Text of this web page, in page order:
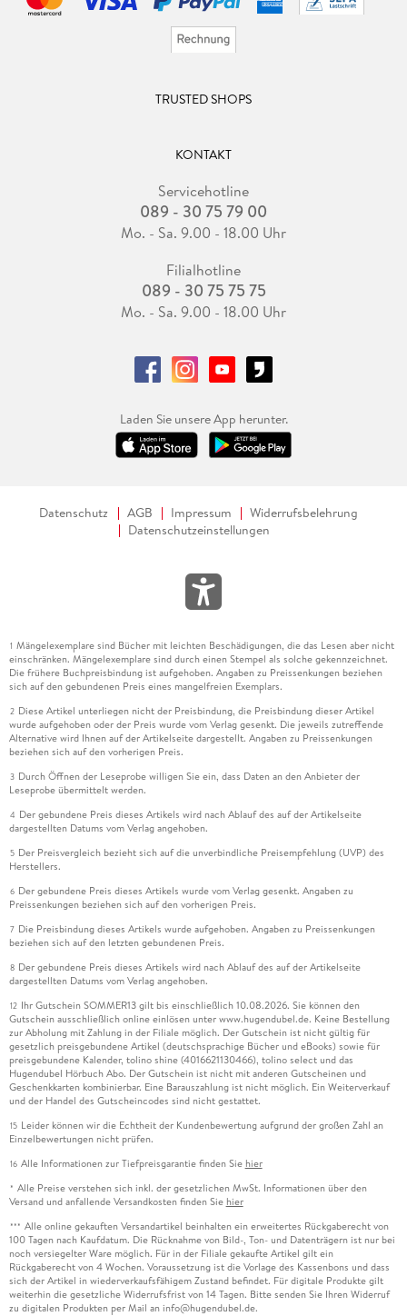
TRUSTED SHOPS
KONTAKT
Servicehotline
089 - 30 75 79 00
Mo. - Sa. 9.00 - 18.00 Uhr
Filialhotline
089 - 30 75 75 75
Mo. - Sa. 9.00 - 18.00 Uhr
Laden Sie unsere App herunter.
Datenschutz AGB Impressum
Widerrufsbelehrung
Datenschutzeinstellungen
1 Mängelexemplare sind Bücher mit leichten Beschädigungen, die das Lesen aber nicht
einschränken. Mängelexemplare sind durch einen Stempel als solche gekennzeichnet.
Die frühere Buchpreisbindung ist aufgehoben. Angaben zu Preissenkungen beziehen
sich auf den gebundenen Preis eines mangelfreien Exemplars.
2 Diese Artikel unterliegen nicht der Preisbindung, die Preisbindung dieser Artikel
wurde aufgehoben oder der Preis wurde vom Verlag gesenkt. Die jeweils zutreffende
Alternative wird Ihnen auf der Artikelseite dargestellt. Angaben zu Preissenkungen
beziehen sich auf den vorherigen Preis.
3 Durch Öffnen der Leseprobe willigen Sie ein, dass Daten an den Anbieter der
Leseprobe übermittelt werden.
4 Der gebundene Preis dieses Artikels wird nach Ablauf des auf der Artikelseite
dargestellten Datums vom Verlag angehoben.
5 Der Preisvergleich bezieht sich auf die unverbindliche Preisempfehlung (UVP) des
Herstellers.
6 Der gebundene Preis dieses Artikels wurde vom Verlag gesenkt. Angaben zu
Preissenkungen beziehen sich auf den vorherigen Preis.
7 Die Preisbindung dieses Artikels wurde aufgehoben. Angaben zu Preissenkungen
beziehen sich auf den letzten gebundenen Preis.
8 Der gebundene Preis dieses Artikels wird nach Ablauf des auf der Artikelseite
dargestellten Datums vom Verlag angehoben.
12 Ihr Gutschein SOMMER13 gilt bis einschließlich 10.08.2026. Sie können den
Gutschein ausschließlich online einlösen unter www.hugendubel.de. Keine Bestellung
zur Abholung mit Zahlung in der Filiale möglich. Der Gutschein ist nicht gültig für
gesetzlich preisgebundene Artikel (deutschsprachige Bücher und eBooks) sowie für
preisgebundene Kalender, tolino shine (4016621130466), tolino select und das
Hugendubel Hörbuch Abo. Der Gutschein ist nicht mit anderen Gutscheinen und
Geschenkkarten kombinierbar. Eine Barauszahlung ist nicht möglich. Ein Weiterverkauf
und der Handel des Gutscheincodes sind nicht gestattet.
15 Leider können wir die Echtheit der Kundenbewertung aufgrund der großen Zahl an
Einzelbewertungen nicht prüfen.
16 Alle Informationen zur Tiefpreisgarantie finden Sie hier
* Alle Preise verstehen sich inkl. der gesetzlichen MwSt. Informationen über den
Versand und anfallende Versandkosten finden Sie hier
*** Alle online gekauften Versandartikel beinhalten ein erweitertes Rückgaberecht von
100 Tagen nach Kaufdatum. Die Rücknahme von Bild-, Ton- und Datenträgern ist nur bei
noch versiegelter Ware möglich. Für in der Filiale gekaufte Artikel gilt ein
Rückgaberecht von 4 Wochen. Voraussetzung ist die Vorlage des Kassenbons und dass
sich der Artikel in wiederverkaufsfähigem Zustand befindet. Für digitale Produkte gilt
weiterhin die gesetzliche Widerrufsfrist von 14 Tagen. Bitte senden Sie Ihren Widerruf
zu digitalen Produkten per Mail an info@hugendubel.de.